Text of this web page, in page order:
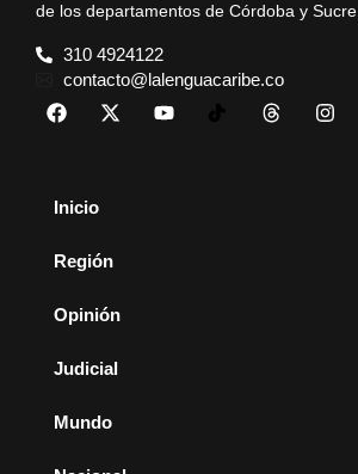
de los departamentos de Córdoba y Sucre.
310 4924122
contacto@lalenguacaribe.co
Inicio
Región
Opinión
Judicial
Mundo